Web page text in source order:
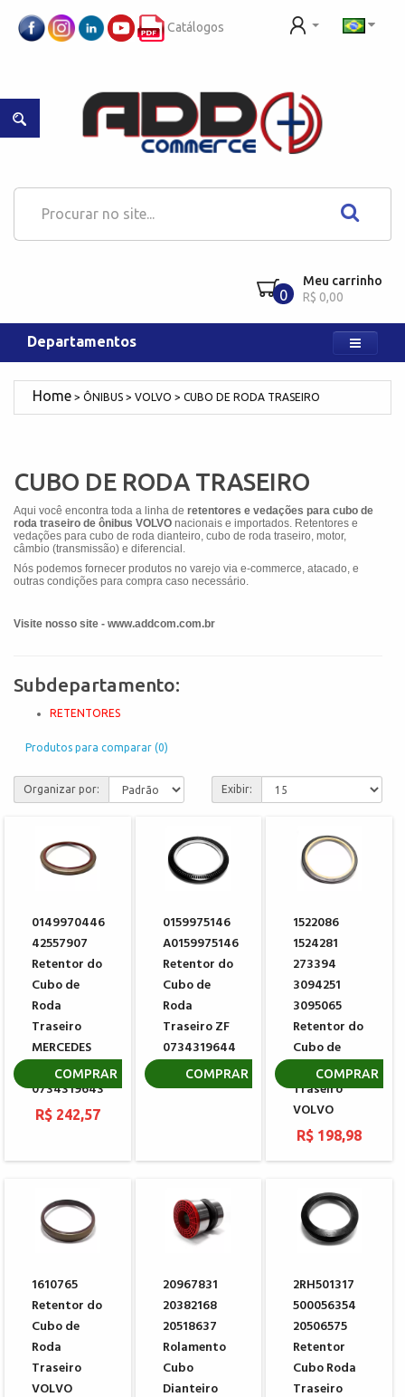
Catálogos
0
Meu carrinho
R$ 0,00
Departamentos
ÔNIBUS VOLVO CUBO DE RODA TRASEIRO
CUBO DE RODA TRASEIRO
Aqui você encontra toda a linha de retentores e vedações para cubo de
roda traseiro de ônibus VOLVO nacionais e importados. Retentores e
vedações para cubo de roda dianteiro, cubo de roda traseiro, motor,
câmbio (transmissão) e diferencial.
Nós podemos fornecer produtos no varejo via e-commerce, atacado, e
outras condições para compra caso necessário.
Visite nosso site - www.addcom.com.br
Subdepartamento:
RETENTORES
Produtos para comparar (0)
Organizar por: Exibir:
0149970446
42557907
Retentor do
Cubo de
Roda
Traseiro
MERCEDES
BENZ - ZF
0734319643
R$ 242,57
COMPRAR
0159975146
A0159975146
Retentor do
Cubo de
Roda
Traseiro ZF
0734319644
R$ 783,87
COMPRAR
1522086
1524281
273394
3094251
3095065
Retentor do
Cubo de
Roda
Traseiro
VOLVO
R$ 198,98
COMPRAR
1610765
Retentor do
Cubo de
Roda
Traseiro
VOLVO
20967831
20382168
20518637
Rolamento
Cubo
Dianteiro
2RH501317
500056354
20506575
Retentor
Cubo Roda
Traseiro